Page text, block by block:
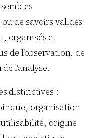
de savoirs validés
organisés et
de l’observation, de
l’analyse.
distinctives :
organisation
origine